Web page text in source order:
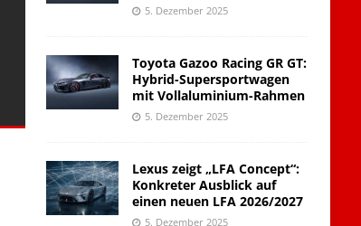
5. Dezember 2025
Toyota Gazoo Racing GR GT:
Hybrid-Supersportwagen
mit Vollaluminium-Rahmen
5. Dezember 2025
Lexus zeigt „LFA Concept“:
Konkreter Ausblick auf
einen neuen LFA 2026/2027
5. Dezember 2025